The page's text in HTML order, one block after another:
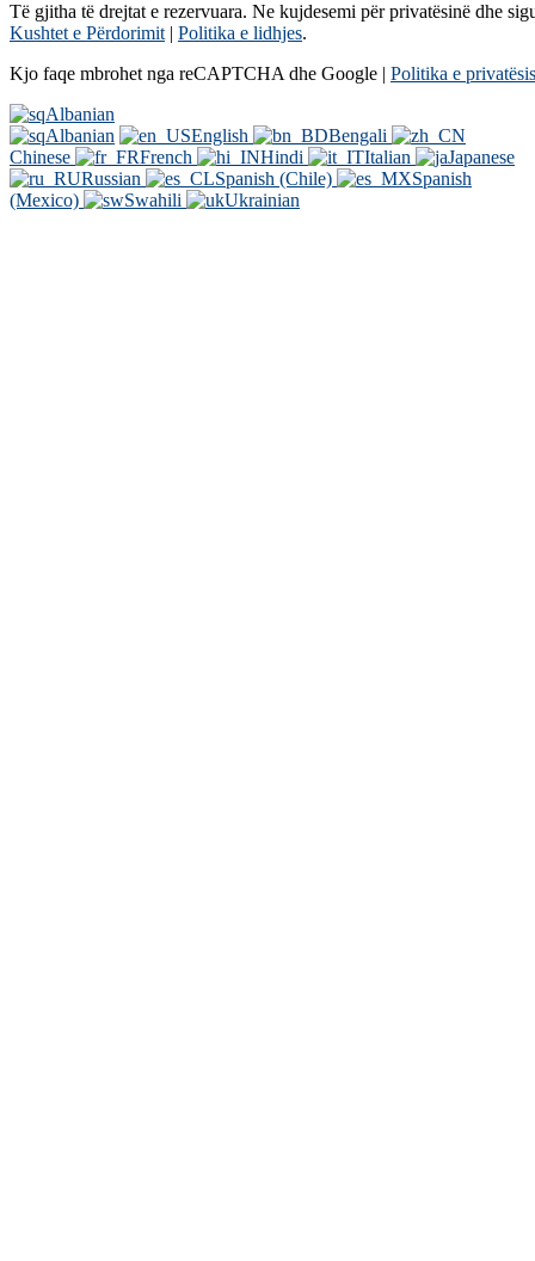
Të gjitha të drejtat e rezervuara. Ne kujdesemi për privatësinë dhe
Kushtet e Përdorimit | Politika e lidhjes.
Kjo faqe mbrohet nga reCAPTCHA dhe Google | Politika e
Albanian
Albanian
English
Bengali
Chinese
French Hindi Italian
Japanese
Russian
Spanish (Chile)
Spanish
(Mexico)
Swahili Ukrainian